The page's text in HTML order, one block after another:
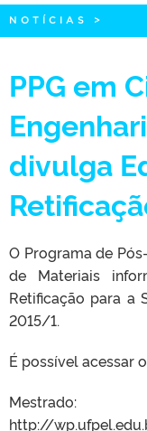
NOTÍCIAS >
PPG em
divulga
O Programa de
de Materiais
Retificação para a
2015/1.
É possível acessar
Mestrado:
http://